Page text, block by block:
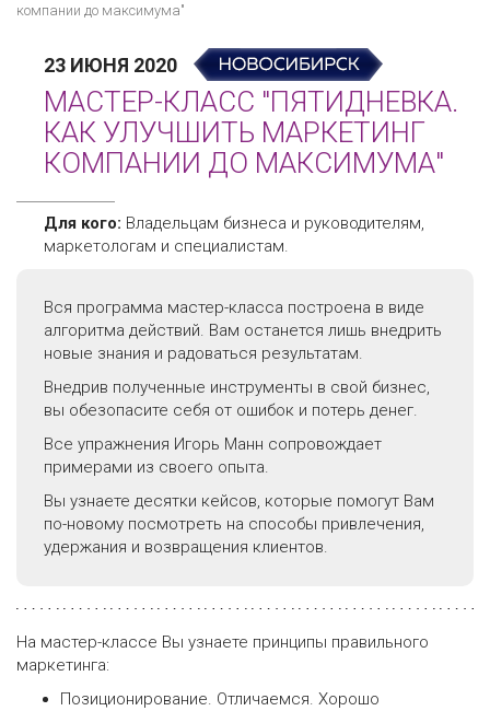
компании до максимума"
23 ИЮНЯ 2020
МАСТЕР-КЛАСС "ПЯТИДНЕВКА.
КАК УЛУЧШИТЬ МАРКЕТИНГ
КОМПАНИИ ДО МАКСИМУМА"
Для кого: Владельцам бизнеса и руководителям,
маркетологам и специалистам.
Вся программа мастер-класса построена в виде
алгоритма действий. Вам останется лишь внедрить
новые знания и радоваться результатам.
Внедрив полученные инструменты в свой бизнес,
вы обезопасите себя от ошибок и потерь денег.
Все упражнения Игорь Манн сопровождает
примерами из своего опыта.
Вы узнаете десятки кейсов, которые помогут Вам
по-новому посмотреть на способы привлечения,
удержания и возвращения клиентов.
На мастер-классе Вы узнаете принципы правильного
маркетинга:
Позиционирование. Отличаемся. Хорошо